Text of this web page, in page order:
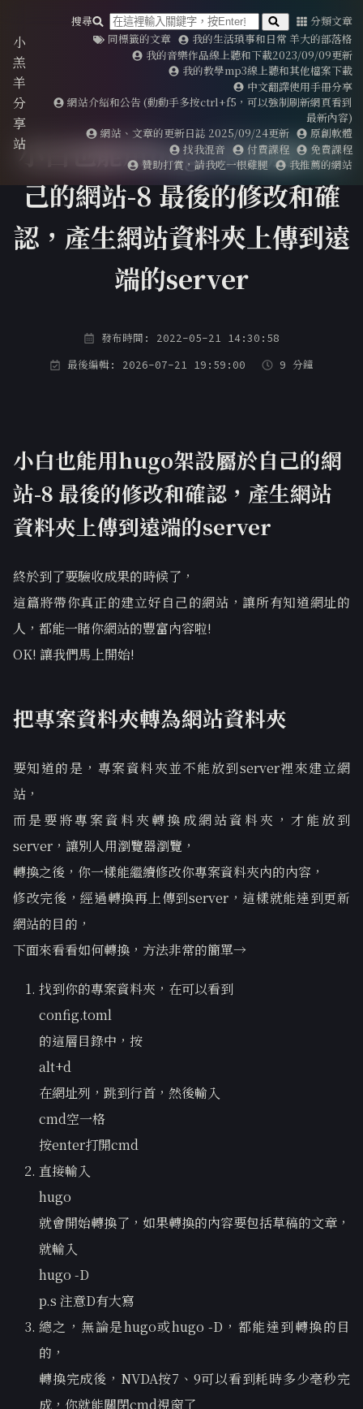
小
羔
羊
分
享
站
搜尋
分類文章
同標籤的文章
我的生活瑣事和日常 羊大的部落格
我的音樂作品線上聽和下載2023/09/09更新
我的教學mp3線上聽和其他檔案下載
中文翻譯使用手冊分享
網站介紹和公告 (動動手多按ctrl+f5，可以強制刷新網頁看到
最新內容)
網站、文章的更新日誌 2025/09/24更新
原創軟體
找我混音
付費課程
免費課程
贊助打賞，請我吃一根雞腿
我推薦的網站
小白也能用hugo架設屬於自
己的網站-8 最後的修改和確
認，產生網站資料夾上傳到遠
端的server
發布時間: 2022-05-21 14:30:58
最後編輯: 2026-07-21 19:59:00 9 分鐘
小白也能用hugo架設屬於自己的網
站-8 最後的修改和確認，產生網站
資料夾上傳到遠端的server
終於到了要驗收成果的時候了，
這篇將帶你真正的建立好自己的網站，讓所有知道網址的
人，都能一睹你網站的豐富內容啦!
OK! 讓我們馬上開始!
把專案資料夾轉為網站資料夾
要知道的是，專案資料夾並不能放到server裡來建立網
站，
而是要將專案資料夾轉換成網站資料夾，才能放到
server，讓別人用瀏覽器瀏覽，
轉換之後，你一樣能繼續修改你專案資料夾內的內容，
修改完後，經過轉換再上傳到server，這樣就能達到更新
網站的目的，
下面來看看如何轉換，方法非常的簡單→
找到你的專案資料夾，在可以看到
config.toml
的這層目錄中，按
alt+d
在網址列，跳到行首，然後輸入
cmd空一格
按enter打開cmd
直接輸入
hugo
就會開始轉換了，如果轉換的內容要包括草稿的文章，
就輸入
hugo -D
p.s 注意D有大寫
總之，無論是hugo或hugo -D，都能達到轉換的目
的，
轉換完成後，NVDA按7、9可以看到耗時多少毫秒完
成，你就能關閉cmd視窗了